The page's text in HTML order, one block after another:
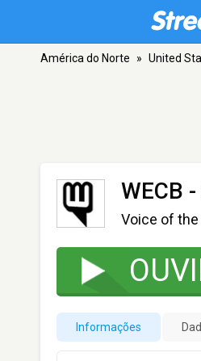
América do Norte » United
WECB
Voice of
Informações